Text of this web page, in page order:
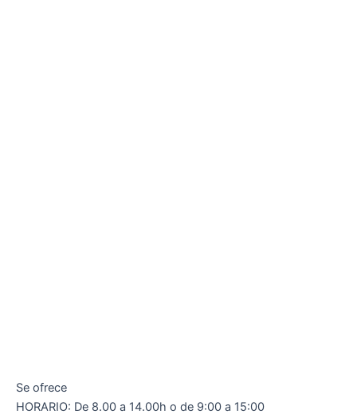
Se ofrece
HORARIO: De 8.00 a 14.00h o de 9:00 a 15:00